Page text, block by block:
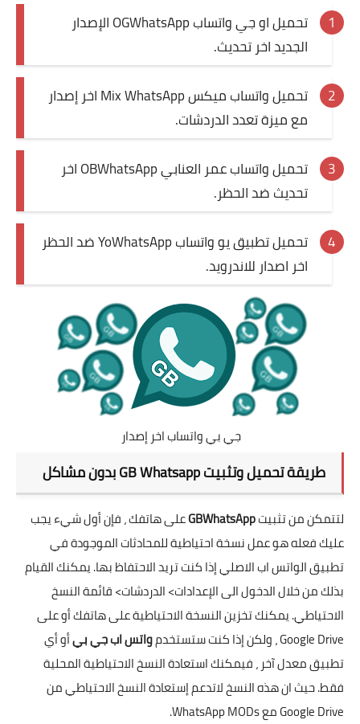
تحميل او جي واتساب OGWhatsApp الإصدار
الجديد اخر تحديث.
تحميل واتساب ميكس Mix WhatsApp اخر إصدار
مع ميزة تعدد الدردشات.
تحميل واتساب عمر العنابي OBWhatsApp اخر
تحديث ضد الحظر.
تحميل تطبيق يو واتساب YoWhatsApp ضد الحظر
اخر اصدار للاندرويد.
جي بي واتساب اخر إصدار
طريقة تحميل وتثبيتGB Whatsapp بدون مشاكل
لتتمكن من تثبيتGBWhatsAppعلى هاتفك ، فإن أول شيء يجب
عليك فعله هو عمل نسخة احتياطية للمحادثات الموجودة في
تطبيق الواتس اب الاصلي إذا كنت تريد الاحتفاظ بها. يمكنك القيام
بذلك من خلال الدخول الى الإعدادات> الدردشات> قائمة النسخ
الاحتياطي. يمكنك تخزين النسخة الاحتياطية على هاتفك أو على
Google Drive ، ولكن إذا كنت ستستخدم
واتس اب جي بيأو أي
تطبيق معدل آخر ، فيمكنك استعادة النسخ الاحتياطية المحلية
فقط. حيث ان هذه النسخ لاتدعم إستعادة النسخ الاحتياطي من
Google Drive مع WhatsApp MODs.